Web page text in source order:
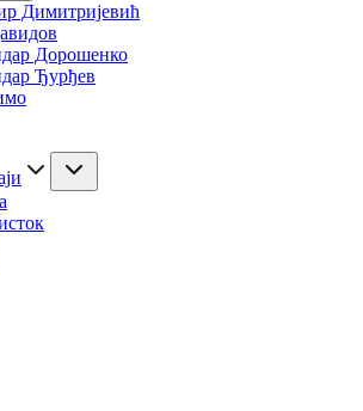
Димитријевић
Дорошенко
Ђурђев